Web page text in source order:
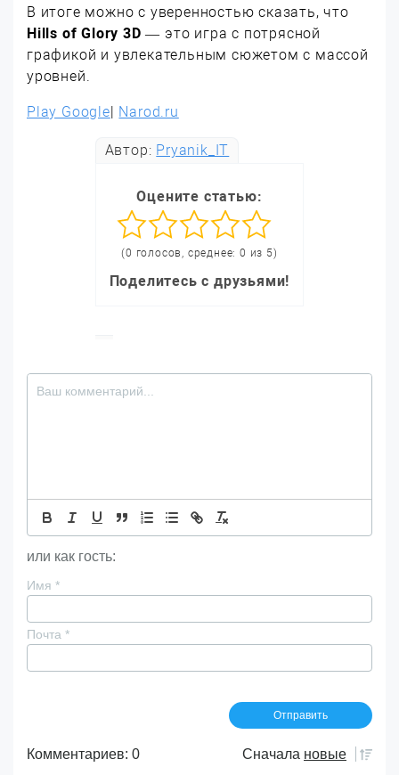
В итоге можно с уверенностью сказать, что
Hills of Glory 3D — это игра с потрясной
графикой и увлекательным сюжетом с массой
уровней.
Play Google| Narod.ru
Автор: Pryanik_IT
Оцените статью:
(0 голосов, среднее: 0 из 5)
Поделитесь с друзьями!
или как гость:
Имя *
Почта *
Комментариев: 0 Сначала новые